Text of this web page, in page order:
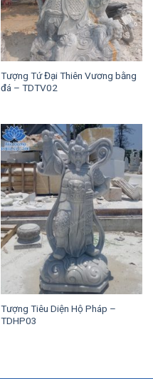
Tượng Tứ Đại Thiên Vương bằng
đá – TDTV02
Tượng Tiêu Diện Hộ Pháp –
TDHP03